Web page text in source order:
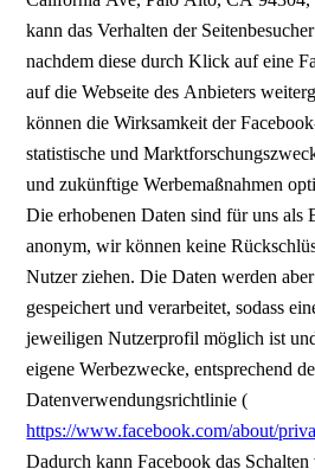
kann das Verhalten der
nachdem diese durch Klick auf eine
auf die Webseite des Anbieters
können die Wirksamkeit der
statistische und
und zukünftige Werbemaßnahmen
Die erhobenen Daten sind für uns als
anonym, wir können keine
Nutzer ziehen. Die Daten werden
gespeichert und verarbeitet, sodass
jeweiligen Nutzerprofil möglich ist
eigene Werbezwecke, entsprechend
Datenverwendungsrichtlinie (
https://www.facebook.com/about/
Dadurch kann Facebook das